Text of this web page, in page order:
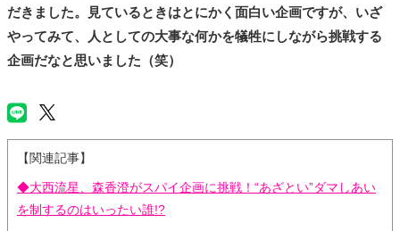
だきました。見ているときはとにかく面白い企画ですが、いざ
やってみて、人としての大事な何かを犠牲にしながら挑戦する
企画だなと思いました（笑）
【関連記事】
◆大西流星、森香澄がスパイ企画に挑戦！“あざとい”ダマしあい
を制するのはいったい誰!?